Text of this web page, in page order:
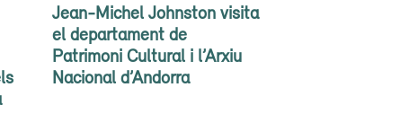
Jean-Michel Johnston visita
el departament de
Patrimoni Cultural i l’Arxiu
Nacional d’Andorra